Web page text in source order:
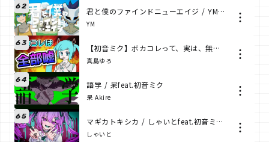
62 君と僕のファインドニューエイジ / YM feat.GUMI
YM
63 【初音ミク】ボカコレって、実は、無いんですよ。【オリジナル曲】
真島ゆろ
64 語学 / 呆feat.初音ミク
呆 Akire
65 マギカトキシカ / しゃいとfeat.初音ミク・蒼姫ラピス
しゃいと